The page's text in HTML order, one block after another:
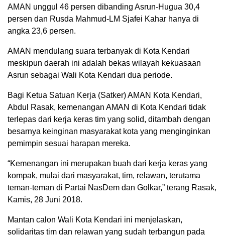
AMAN unggul 46 persen dibanding Asrun-Hugua 30,4
persen dan Rusda Mahmud-LM Sjafei Kahar hanya di
angka 23,6 persen.
AMAN mendulang suara terbanyak di Kota Kendari
meskipun daerah ini adalah bekas wilayah kekuasaan
Asrun sebagai Wali Kota Kendari dua periode.
Bagi Ketua Satuan Kerja (Satker) AMAN Kota Kendari,
Abdul Rasak, kemenangan AMAN di Kota Kendari tidak
terlepas dari kerja keras tim yang solid, ditambah dengan
besarnya keinginan masyarakat kota yang menginginkan
pemimpin sesuai harapan mereka.
“Kemenangan ini merupakan buah dari kerja keras yang
kompak, mulai dari masyarakat, tim, relawan, terutama
teman-teman di Partai NasDem dan Golkar,” terang Rasak,
Kamis, 28 Juni 2018.
Mantan calon Wali Kota Kendari ini menjelaskan,
solidaritas tim dan relawan yang sudah terbangun pada